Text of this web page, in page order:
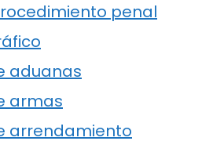
penal
aduanas
armas
arrendamiento